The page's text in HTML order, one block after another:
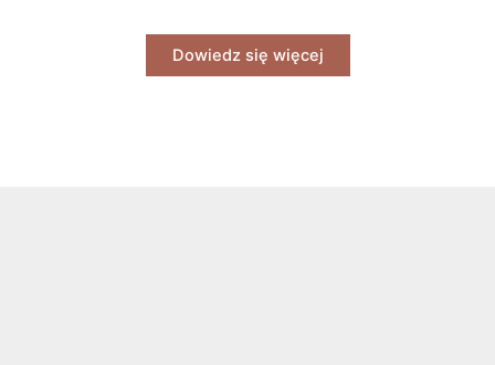
Dowiedz się więcej